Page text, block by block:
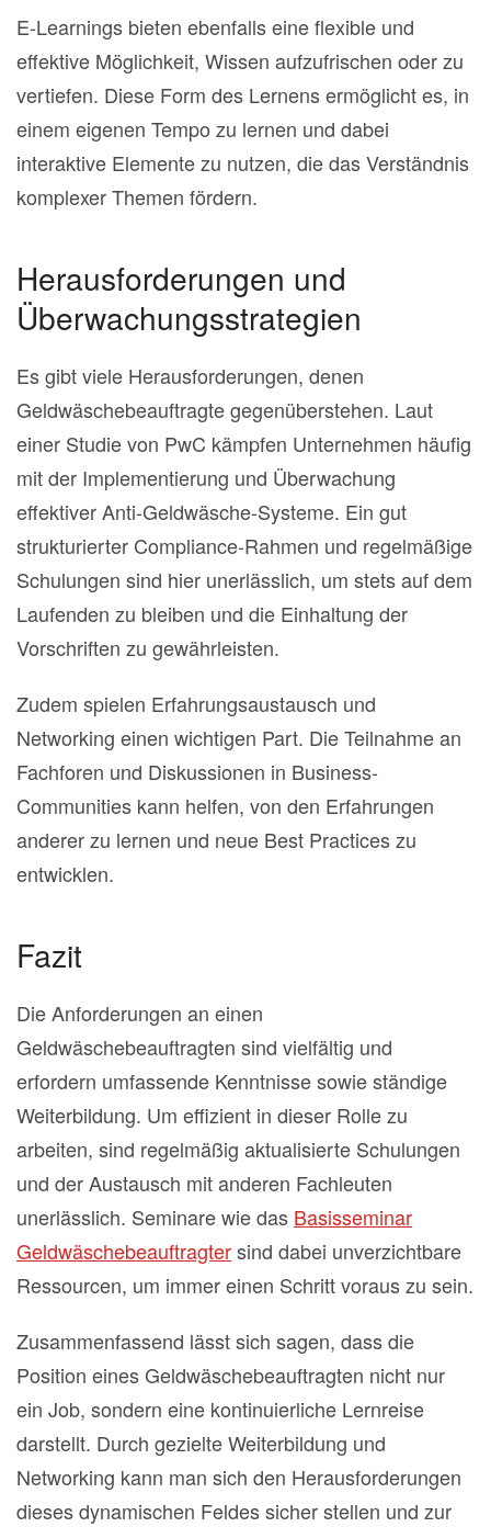
E-Learnings bieten ebenfalls eine flexible und
effektive Möglichkeit, Wissen aufzufrischen oder zu
vertiefen. Diese Form des Lernens ermöglicht es, in
einem eigenen Tempo zu lernen und dabei
interaktive Elemente zu nutzen, die das Verständnis
komplexer Themen fördern.
Herausforderungen und
Überwachungsstrategien
Es gibt viele Herausforderungen, denen
Geldwäschebeauftragte gegenüberstehen. Laut
einer Studie von PwC kämpfen Unternehmen häufig
mit der Implementierung und Überwachung
effektiver Anti-Geldwäsche-Systeme. Ein gut
strukturierter Compliance-Rahmen und regelmäßige
Schulungen sind hier unerlässlich, um stets auf dem
Laufenden zu bleiben und die Einhaltung der
Vorschriften zu gewährleisten.
Zudem spielen Erfahrungsaustausch und
Networking einen wichtigen Part. Die Teilnahme an
Fachforen und Diskussionen in Business-
Communities kann helfen, von den Erfahrungen
anderer zu lernen und neue Best Practices zu
entwicklen.
Fazit
Die Anforderungen an einen
Geldwäschebeauftragten sind vielfältig und
erfordern umfassende Kenntnisse sowie ständige
Weiterbildung. Um effizient in dieser Rolle zu
arbeiten, sind regelmäßig aktualisierte Schulungen
und der Austausch mit anderen Fachleuten
unerlässlich. Seminare wie das Basisseminar
Geldwäschebeauftragtersind dabei unverzichtbare
Ressourcen, um immer einen Schritt voraus zu sein.
Zusammenfassend lässt sich sagen, dass die
Position eines Geldwäschebeauftragten nicht nur
ein Job, sondern eine kontinuierliche Lernreise
darstellt. Durch gezielte Weiterbildung und
Networking kann man sich den Herausforderungen
dieses dynamischen Feldes sicher stellen und zur